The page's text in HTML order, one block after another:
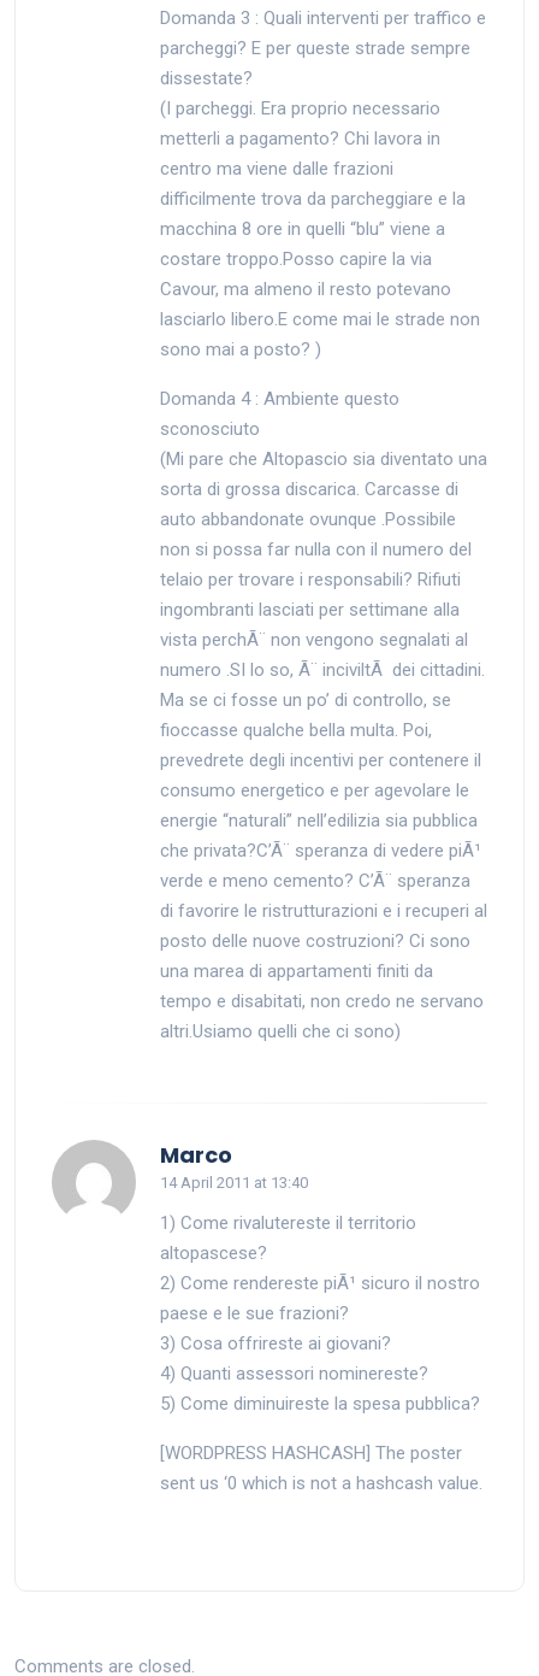
Domanda 3 : Quali interventi per traffico e
parcheggi? E per queste strade sempre
dissestate?
(I parcheggi. Era proprio necessario
metterli a pagamento? Chi lavora in
centro ma viene dalle frazioni
difficilmente trova da parcheggiare e la
macchina 8 ore in quelli “blu” viene a
costare troppo.Posso capire la via
Cavour, ma almeno il resto potevano
lasciarlo libero.E come mai le strade non
sono mai a posto? )
Domanda 4 : Ambiente questo
sconosciuto
(Mi pare che Altopascio sia diventato una
sorta di grossa discarica. Carcasse di
auto abbandonate ovunque .Possibile
non si possa far nulla con il numero del
telaio per trovare i responsabili? Rifiuti
ingombranti lasciati per settimane alla
vista perchÃ¨ non vengono segnalati al
numero .SI lo so, Ã¨ inciviltÃ dei cittadini.
Ma se ci fosse un po’ di controllo, se
fioccasse qualche bella multa. Poi,
prevedrete degli incentivi per contenere il
consumo energetico e per agevolare le
energie “naturali” nell’edilizia sia pubblica
che privata?C’Ã¨ speranza di vedere piÃ¹
verde e meno cemento? C’Ã¨ speranza
di favorire le ristrutturazioni e i recuperi al
posto delle nuove costruzioni? Ci sono
una marea di appartamenti finiti da
tempo e disabitati, non credo ne servano
altri.Usiamo quelli che ci sono)
Marco
14 April 2011 at 13:40
1) Come rivalutereste il territorio
altopascese?
2) Come rendereste piÃ¹ sicuro il nostro
paese e le sue frazioni?
3) Cosa offrireste ai giovani?
4) Quanti assessori nominereste?
5) Come diminuireste la spesa pubblica?
[WORDPRESS HASHCASH] The poster
sent us ‘0 which is not a hashcash value.
Comments are closed.